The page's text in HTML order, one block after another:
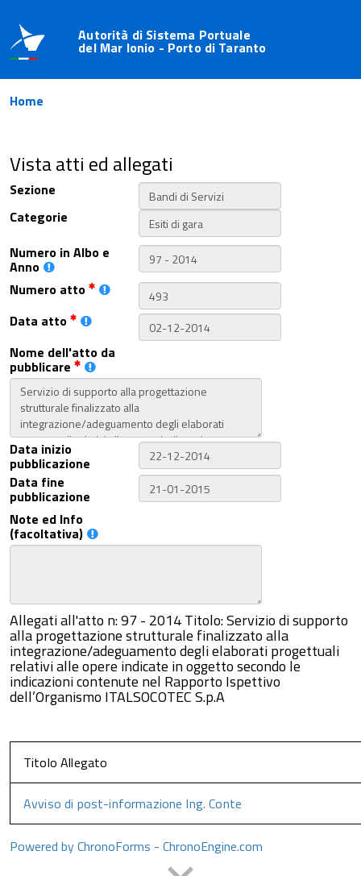
Autorità di Sistema Portuale
del Mar Ionio - Porto di Taranto
Home
Vista atti ed allegati
Sezione
Categorie
Numero in Albo e
Anno
Numero atto
Data atto
Nome dell'atto da
pubblicare
Data inizio
pubblicazione
Data fine
pubblicazione
Note ed Info
(facoltativa)
Allegati all'atto n: 97 - 2014 Titolo: Servizio di supporto
alla progettazione strutturale finalizzato alla
integrazione/adeguamento degli elaborati progettuali
relativi alle opere indicate in oggetto secondo le
indicazioni contenute nel Rapporto Ispettivo
dell’Organismo ITALSOCOTEC S.p.A
Titolo Allegato
Avviso di post-informazione Ing. Conte
Powered by ChronoForms - ChronoEngine.com